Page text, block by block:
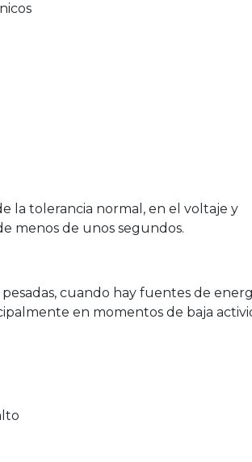
la tolerancia normal, en el voltaje y
menos de unos segundos.
cuando hay fuentes de
en momentos de baja